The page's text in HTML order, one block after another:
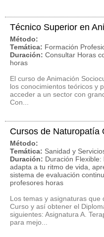
Técnico Superior en
Método:
Temática: Formación
Duración: Consultar Horas
horas
El curso de Animación
los conocimientos teóricos y
acceder a un sector con
Con...
Cursos de Naturopatía
Método:
Temática: Sanidad y
Duración: Duración
adapta a tu ritmo de vida,
sistema de evaluación
profesores horas
Los temas y asignaturas
Curso y así obtener el
siguientes: Asignatura A.
para mejo...